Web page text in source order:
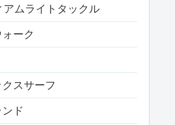
アムライトタックル
ーク
スサーフ
ド